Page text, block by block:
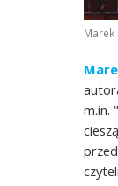
Marek
m.in.